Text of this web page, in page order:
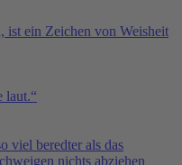
ist ein Zeichen von Weisheit
laut.“
viel beredter als das
nichts abziehen